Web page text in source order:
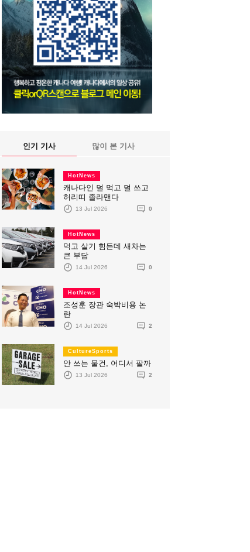
인기 기사 많이 본 기사
HotNews
캐나다인 덜 먹고 덜 쓰고
허리띠 졸라맨다
13 Jul 2026 0
HotNews
먹고 살기 힘든데 새차는
큰 부담
14 Jul 2026 0
HotNews
조성훈 장관 숙박비용 논
란
14 Jul 2026 2
CultureSports
안 쓰는 물건, 어디서 팔까
13 Jul 2026 2